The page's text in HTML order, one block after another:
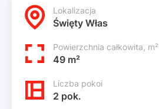
Lokalizacja
Święty Włas
Powierzchnia całkowita, m²
49 m²
Liczba pokoi
2 pok.